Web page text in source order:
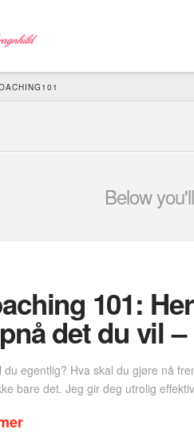
Below
101:
det du vil
du egentlig? Hva skal du gjøre nå
bare det. Jeg gir deg utrolig